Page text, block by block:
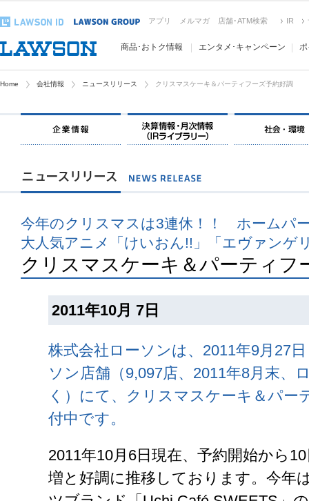
アプリ メルマガ 店舗･ATM検索 IR
商品･おトク情報 エンタメ･キャンペーン
Home 会社情報 ニュースリリース クリスマスケーキ＆パーティフーズ予約好調
今年のクリスマスは3連休！！ ホームパ
大人気アニメ「けいおん!!」「エヴァンゲ
クリスマスケーキ＆パーティフ
2011年10月 7日
株式会社ローソンは、2011年9月27
ソン店舗（9,097店、2011年8月末、
く）にて、クリスマスケーキ＆パー
付中です。
2011年10月6日現在、予約開始から
増と好調に推移しております。今年